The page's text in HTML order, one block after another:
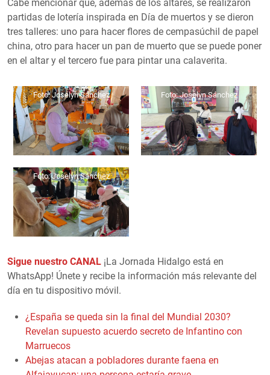
Cabe mencionar que, además de los altares, se realizaron
partidas de lotería inspirada en Día de muertos y se dieron
tres talleres: uno para hacer flores de cempasúchil de papel
china, otro para hacer un pan de muerto que se puede poner
en el altar y el tercero fue para pintar una calaverita.
Foto: Joselyn Sánchez Foto: Joselyn Sánchez
Foto: Joselyn Sánchez
Sigue nuestro CANAL ¡La Jornada Hidalgo está en
WhatsApp! Únete y recibe la información más relevante del
día en tu dispositivo móvil.
¿España se queda sin la final del Mundial 2030?
Revelan supuesto acuerdo secreto de Infantino con
Marruecos
Abejas atacan a pobladores durante faena en